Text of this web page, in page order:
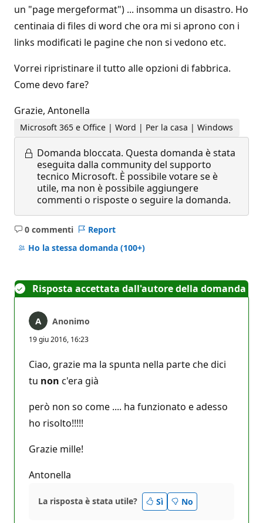
un "page mergeformat") ... insomma un disastro. Ho
centinaia di files di word che ora mi si aprono con i
links modificati le pagine che non si vedono etc.
Vorrei ripristinare il tutto alle opzioni di fabbrica.
Come devo fare?
Grazie, Antonella
Microsoft 365 e Office | Word | Per la casa | Windows
Domanda bloccata. Questa domanda è stata
eseguita dalla community del supporto
tecnico Microsoft. È possibile votare se è
utile, ma non è possibile aggiungere
commenti o risposte o seguire la domanda.
0 commenti
Nessun
commento
Report
Ho la stessa domanda (100+)
Risposta accettata dall'autore della domanda
Anonimo
19 giu 2016, 16:23
Ciao, grazie ma la spunta nella parte che dici
tu non c'era già
però non so come .... ha funzionato e adesso
ho risolto!!!!!
Grazie mille!
Antonella
La risposta è stata utile? Sì No